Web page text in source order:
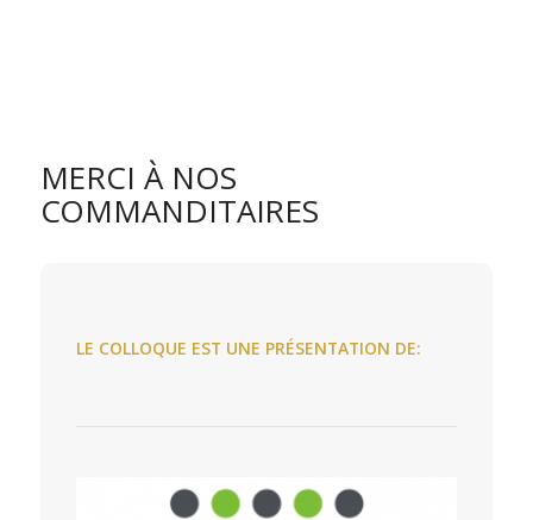
MERCI À NOS
COMMANDITAIRES
LE COLLOQUE EST UNE PRÉSENTATION DE: